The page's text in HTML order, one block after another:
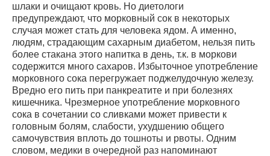
шлаки и очищают кровь. Но диетологи
предупреждают, что морковный сок в некоторых
случая может стать для человека ядом. А именно,
людям, страдающим сахарным диабетом, нельзя пить
более стакана этого напитка в день, т.к. в моркови
содержится много сахаров. Избыточное употребление
морковного сока перегружает поджелудочную железу.
Вредно его пить при панкреатите и при болезнях
кишечника. Чрезмерное употребление морковного
сока в сочетании со сливками может привести к
головным болям, слабости, ухудшению общего
самочувствия вплоть до тошноты и рвоты. Одним
словом, медики в очередной раз напоминают